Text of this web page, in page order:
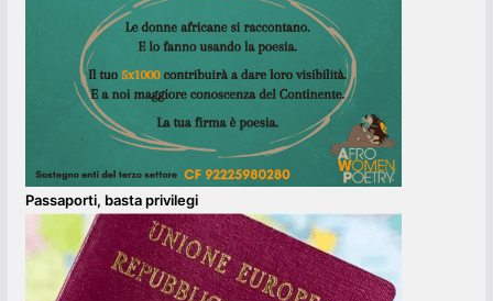
Passaporti, basta privilegi